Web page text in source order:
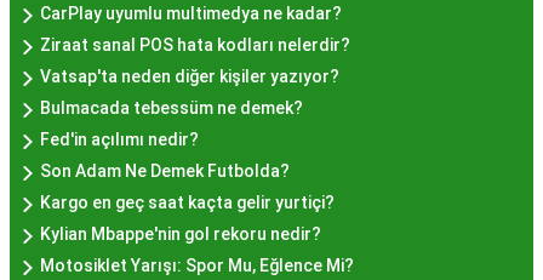
Hayır Lokması Fiyatları
İstanbul'da Nasıl?
Hayır lokması fiyatları İstanbul
mekanlara ve sunulan hizmete göre değişiklik
gösterir. Genellikle porsiyon bazında satılan hayır
lokmalarının fiyatları uygun olup, lezzetin
kalitesiyle uyumlu bir deneyim sunar. İstanbul'da
CarPlay uyumlu multimedya ne kadar?
Ziraat sanal POS hata kodları nelerdir?
Vatsap'ta neden diğer kişiler yazıyor?
Bulmacada tebessüm ne demek?
Fed'in açılımı nedir?
Son Adam Ne Demek Futbolda?
Kargo en geç saat kaçta gelir yurtiçi?
Kylian Mbappe'nin gol rekoru nedir?
Motosiklet Yarışı: Spor Mu, Eğlence Mi?